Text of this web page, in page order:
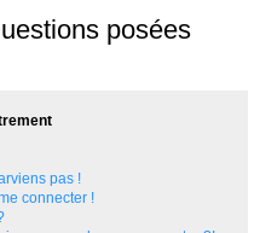
posées
pas !
connecter !